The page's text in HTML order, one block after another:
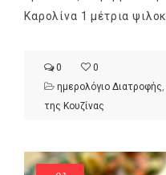
Καρολίνα 1 μέτρια
0
0
ημερολόγιο Διατροφής,
της Κουζίνας